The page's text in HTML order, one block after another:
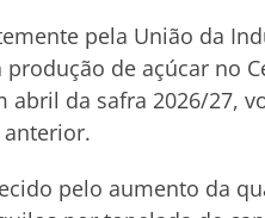
pela União da
de açúcar no
abril da safra 2026/27,
pelo aumento da